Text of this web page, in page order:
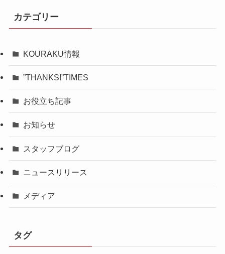
カテゴリー
KOURAKU情報
”THANKS!”TIMES
お役立ち記事
お知らせ
スタッフブログ
ニュースリリース
メディア
タグ